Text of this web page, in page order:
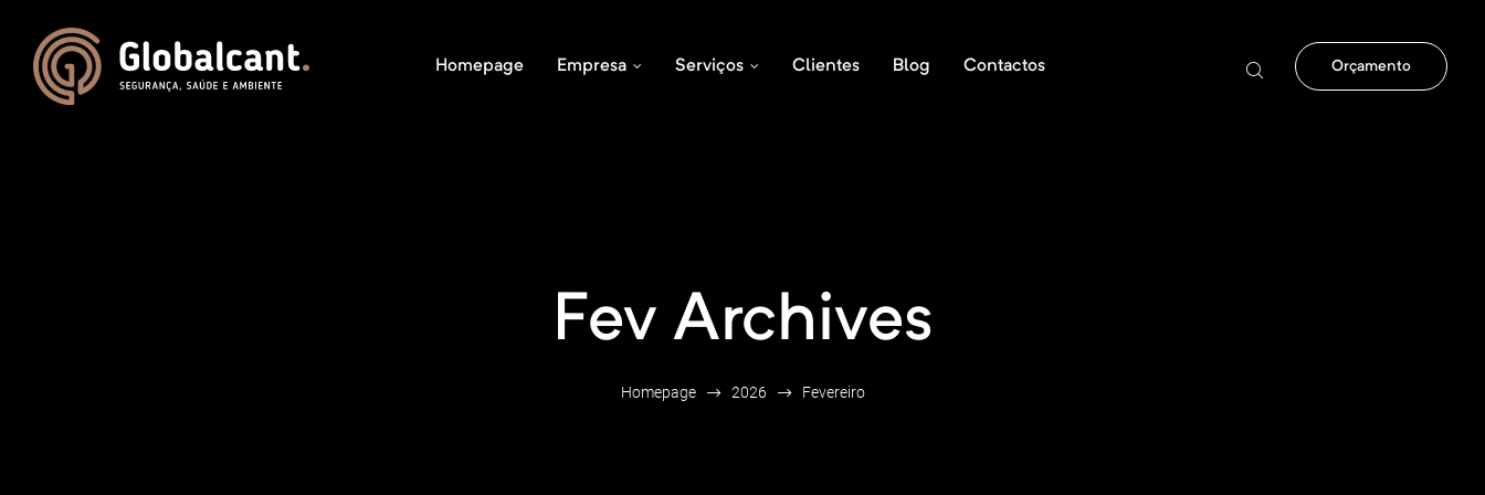
Homepage Empresa Serviços Clientes Blog Contactos Orçamento
Fev Archives
Homepage 2026 Fevereiro